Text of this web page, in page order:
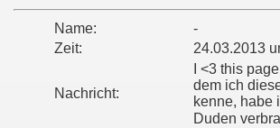
Name:
-
Zeit:
24.03.2013
Nachricht:
I <3 this
dem ich
kenne, habe
Duden